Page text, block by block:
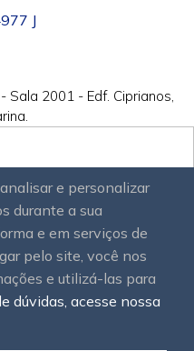
e personalizar
durante a sua
e em serviços de
pelo site, você nos
e utilizá-las para
dúvidas, acesse nossa
J
Sala 2001 - Edf. Ciprianos,